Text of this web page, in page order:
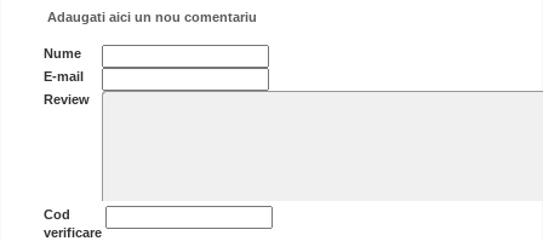
Adaugati aici un nou comentariu
Nume
E-mail
Review
Cod
verificare